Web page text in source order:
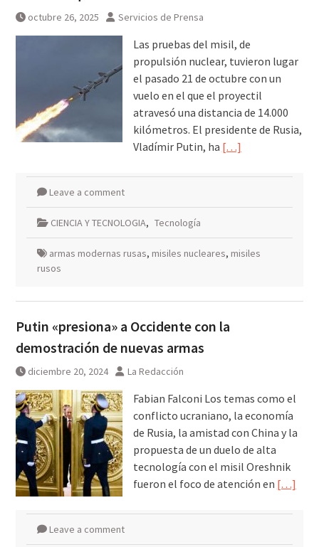
octubre 26, 2025 Servicios de Prensa
Las pruebas del misil, de
propulsión nuclear, tuvieron lugar
el pasado 21 de octubre con un
vuelo en el que el proyectil
atravesó una distancia de 14.000
kilómetros. El presidente de Rusia,
Vladímir Putin, ha […]
Leave a comment
CIENCIA Y TECNOLOGIA, Tecnología
armas modernas rusas, misiles nucleares, misiles
rusos
Putin «presiona» a Occidente con la
demostración de nuevas armas
diciembre 20, 2024 La Redacción
Fabian Falconi Los temas como el
conflicto ucraniano, la economía
de Rusia, la amistad con China y la
propuesta de un duelo de alta
tecnología con el misil Oreshnik
fueron el foco de atención en […]
Leave a comment